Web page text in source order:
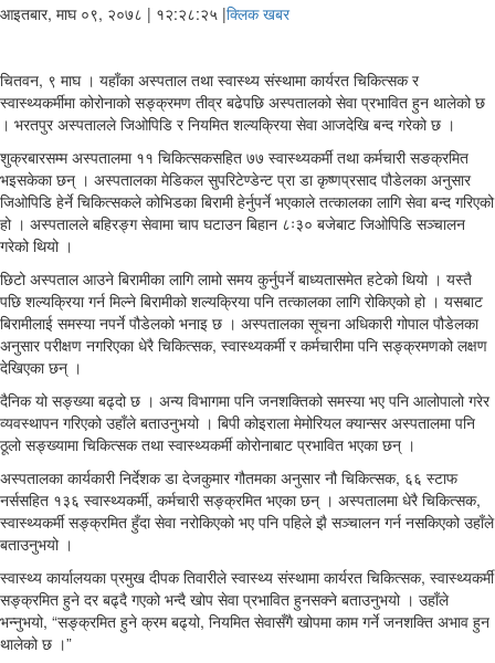
आइतबार, माघ ०९, २०७८ | १२:२८:२५ |क्लिक खबर
चितवन, ९ माघ । यहाँका अस्पताल तथा स्वास्थ्य संस्थामा कार्यरत चिकित्सक र
स्वास्थ्यकर्मीमा कोरोनाको सङ्क्रमण तीव्र बढेपछि अस्पतालको सेवा प्रभावित हुन थालेको छ
। भरतपुर अस्पतालले जिओपिडि र नियमित शल्यक्रिया सेवा आजदेखि बन्द गरेको छ ।
शुक्रबारसम्म अस्पतालमा ११ चिकित्सकसहित ७७ स्वास्थ्यकर्मी तथा कर्मचारी सङक्रमित
भइसकेका छन् । अस्पतालका मेडिकल सुपरिटेण्डेन्ट प्रा डा कृष्णप्रसाद पौडेलका अनुसार
जिओपिडि हेर्ने चिकित्सकले कोभिडका बिरामी हेर्नुपर्ने भएकाले तत्कालका लागि सेवा बन्द गरिएको
हो । अस्पतालले बहिरङ्ग सेवामा चाप घटाउन बिहान ८ः३० बजेबाट जिओपिडि सञ्चालन
गरेको थियो ।
छिटो अस्पताल आउने बिरामीका लागि लामो समय कुर्नुपर्ने बाध्यतासमेत हटेको थियो । यस्तै
पछि शल्यक्रिया गर्न मिल्ने बिरामीको शल्यक्रिया पनि तत्कालका लागि रोकिएको हो । यसबाट
बिरामीलाई समस्या नपर्ने पौडेलको भनाइ छ । अस्पतालका सूचना अधिकारी गोपाल पौडेलका
अनुसार परीक्षण नगरिएका धेरै चिकित्सक, स्वास्थ्यकर्मी र कर्मचारीमा पनि सङ्क्रमणको लक्षण
देखिएका छन् ।
दैनिक यो सङ्ख्या बढ्दो छ । अन्य विभागमा पनि जनशक्तिको समस्या भए पनि आलोपालो गरेर
व्यवस्थापन गरिएको उहाँले बताउनुभयो । बिपी कोइराला मेमोरियल क्यान्सर अस्पतालमा पनि
ठूलो सङ्ख्यामा चिकित्सक तथा स्वास्थ्यकर्मी कोरोनाबाट प्रभावित भएका छन् ।
अस्पतालका कार्यकारी निर्देशक डा देजकुमार गौतमका अनुसार नौ चिकित्सक, ६६ स्टाफ
नर्ससहित १३६ स्वास्थ्यकर्मी, कर्मचारी सङ्क्रमित भएका छन् । अस्पतालमा धेरै चिकित्सक,
स्वास्थ्यकर्मी सङ्क्रमित हुँदा सेवा नरोकिएको भए पनि पहिले झै सञ्चालन गर्न नसकिएको उहाँले
बताउनुभयो ।
स्वास्थ्य कार्यालयका प्रमुख दीपक तिवारीले स्वास्थ्य संस्थामा कार्यरत चिकित्सक, स्वास्थ्यकर्मी
सङ्क्रमित हुने दर बढ्दै गएको भन्दै खोप सेवा प्रभावित हुनसक्ने बताउनुभयो । उहाँले
भन्नुभयो, “सङ्क्रमित हुने क्रम बढ्यो, नियमित सेवासँगै खोपमा काम गर्ने जनशक्ति अभाव हुन
थालेको छ ।”